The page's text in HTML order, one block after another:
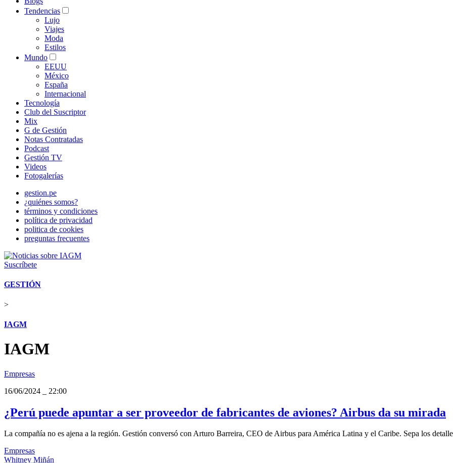
Tendencias
Lujo
Viajes
Moda
Estilos
Mundo
EEUU
México
España
Internacional
Tecnología
Club del Suscriptor
Mix
G de Gestión
Notas Contratadas
Podcast
Gestión TV
Videos
Fotogalerías
gestion.pe
¿quiénes somos?
términos y condiciones
política de privacidad
politica de cookies
preguntas frecuentes
Suscríbete
GESTIÓN
>
IAGM
IAGM
Empresas
16/06/2024
22:00
¿Perú puede apuntar a ser proveedor de fabricantes de aviones? Airbus da su mirada
La compañía no es ajena a la región. Gestión conversó con Arturo Barreira, CEO de Airbus para América Latina y el Caribe. Sepa los
Empresas
Whitney Miñán